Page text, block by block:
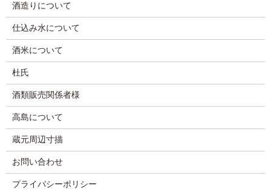
酒造りについて
仕込み水について
酒米について
杜氏
酒類販売関係者様
高島について
蔵元周辺寸描
お問い合わせ
プライバシーポリシー